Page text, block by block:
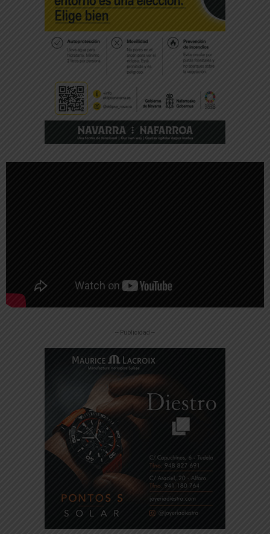
-- Publicidad --